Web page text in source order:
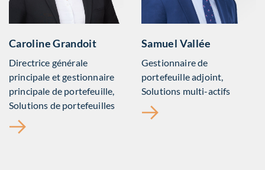
Caroline Grandoit
Directrice générale
principale et gestionnaire
principale de portefeuille,
Solutions de portefeuilles
Samuel Vallée
Gestionnaire de
portefeuille adjoint,
Solutions multi-actifs